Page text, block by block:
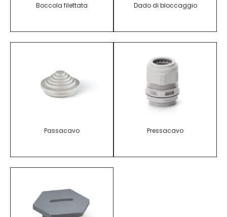
Boccola filettata Dado di bloccaggio
Passacavo Pressacavo